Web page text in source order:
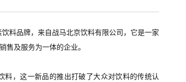
料品牌，来自战马北京饮料有限公司 ， 它是一家
售及服务为一体的企业。
料，这一新品的推出打破了大众对饮料的传统认